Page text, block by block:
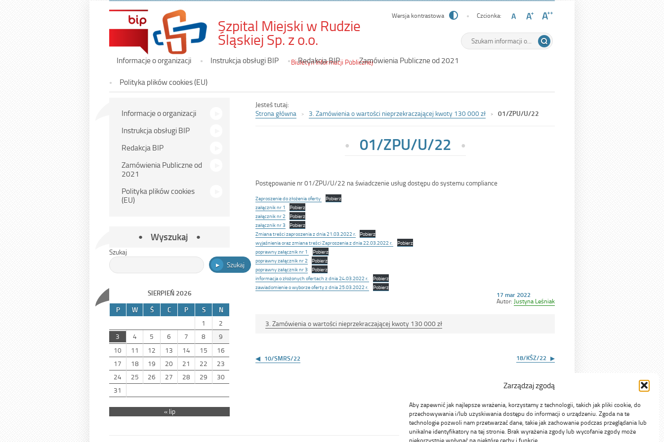
Zarządzaj zgodą
Aby zapewnić jak najlepsze wrażenia, korzystamy z technologii, takich jak pliki cookie, do
przechowywania i/lub uzyskiwania dostępu do informacji o urządzeniu. Zgoda na te
technologie pozwoli nam przetwarzać dane, takie jak zachowanie podczas przeglądania lub
unikalne identyfikatory na tej stronie. Brak wyrażenia zgody lub wycofanie zgody może
niekorzystnie wpłynąć na niektóre cechy i funkcje.
Szpital Miejski w Rudzie
Śląskiej Sp. z o.o.
01/ZPU/U/22
Biuletyn Informacji Publicznej
Wersja kontrastowa Czcionka:
Wyszukiwarka
Tutaj
wpisz
Menu
główne
Informacje o organizacji Instrukcja obsługi BIP Redakcja BIP
Zamówienia Publiczne od 2021
Polityka plików cookies (EU)
Menu
główne
Informacje o organizacji
Instrukcja obsługi BIP
Redakcja BIP
Zamówienia Publiczne od
2021
Polityka plików cookies
(EU)
Wyszukaj
Szukaj
Szukaj
SIERPIEŃ 2026
P
W Ś C P S
N
1
2
3
4 5 6 7 8
9
10
11 12 13 14 15
16
17
18 19 20 21 22
23
24
25 26 27 28 29
30
31
« lip
Jesteś tutaj:
Strona główna
3. Zamówienia o wartości nieprzekraczającej kwoty 130 000 zł 01/ZPU/U/22
01/ZPU/U/22
Postępowanie nr 01/ZPU/U/22 na świadczenie usług dostępu do systemu compliance
Zaproszenie do złożenia oferty
Pobierz
załącznik nr 1
Pobierz
załącznik nr 2
Pobierz
załącznik nr 3
Pobierz
Zmiana treści zaproszenia z dnia 21.03.2022 r. Pobierz
wyjaśnienia oraz zmiana treści Zaproszenia z dnia 22.03.2022 r.
Pobierz
poprawny załącznik nr 1
Pobierz
poprawny załącznik nr 2
Pobierz
poprawny załącznik nr 3
Pobierz
informacja o złożonych ofertach z dnia 24.03.2022 r.
Pobierz
zawiadomienie o wyborze oferty z dnia 25.03.2022 r.
Pobierz
Opublikowano
w
17 mar 2022
Autor: Justyna Leśniak
3. Zamówienia o wartości nieprzekraczającej kwoty 130 000 zł
wpisu
10/SMRS/22 18/KŚZ/22